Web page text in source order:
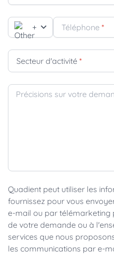
+ Téléphone *
Secteur d'activité *
Précisions sur votre
Quadient peut utiliser les
fournissez pour vous
e-mail ou par télémarketing
de votre demande ou à
services que nous
les communications par e-